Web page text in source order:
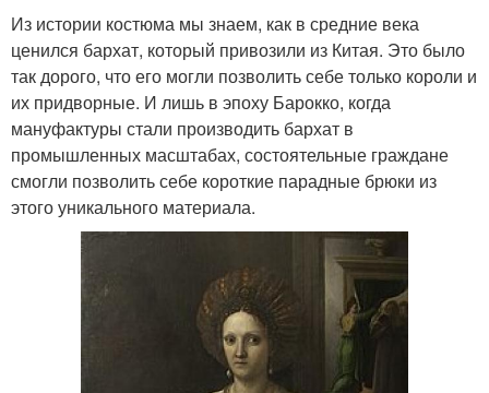
Из истории костюма мы знаем, как в средние века
ценился бархат, который привозили из Китая. Это было
так дорого, что его могли позволить себе только короли и
их придворные. И лишь в эпоху Барокко, когда
мануфактуры стали производить бархат в
промышленных масштабах, состоятельные граждане
смогли позволить себе короткие парадные брюки из
этого уникального материала.